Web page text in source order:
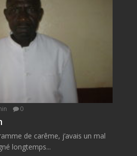
0
de carême, j’avais un mal
longtemps...